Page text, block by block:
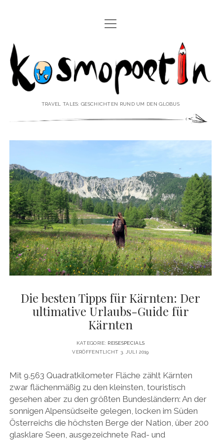
REISEREPORTAGEN
REISEPOESIE
REISEKOLUMNEN
♥ ÜBER DEN REISEBLOG Menü
öffnen
IMPRESSUM
DATENSCHUTZERKLÄRUNG
♥ ÜBER DIE AUTORIN Menü
öffnen
VITA
PRESSE & MEDIEN
MEDIADATEN
twitterfacebook
pinterestyoutubeinstagram
Menü
öffnen
Kosmopoetin
TRAVEL TALES: GESCHICHTEN RUND UM DEN GLOBUS
Die besten Tipps für Kärnten: Der
ultimative Urlaubs-Guide für
Kärnten
KATEGORIE: REISESPECIALS
VERÖFFENTLICHT 3. JULI 2019
Mit 9.563 Quadratkilometer Fläche zählt Kärnten
zwar flächenmäßig zu den kleinsten, touristisch
gesehen aber zu den größten Bundesländern: An der
sonnigen Alpensüdseite gelegen, locken im Süden
Österreichs die höchsten Berge der Nation, über 200
glasklare Seen, ausgezeichnete Rad- und